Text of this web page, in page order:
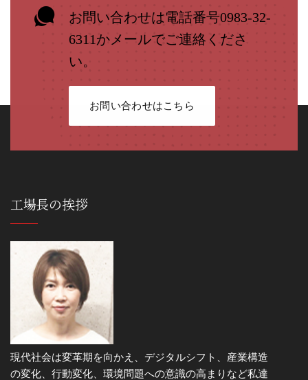
お問い合わせは電話番号0983-32-
6311かメールでご連絡くださ
い。
お問い合わせはこちら
工場長の挨拶
現代社会は変革期を向かえ、デジタルシフト、産業構造
の変化、行動変化、環境問題への意識の高まりなど私達